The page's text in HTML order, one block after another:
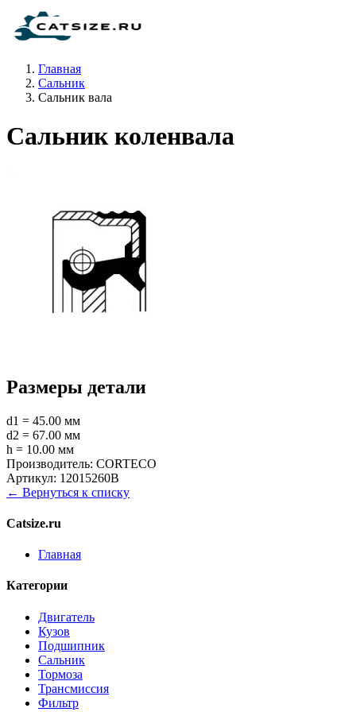
Главная
Сальник
Сальник вала
Сальник коленвала
Размеры детали
d1 = 45.00 мм
d2 = 67.00 мм
h = 10.00 мм
Производитель: CORTECO
Артикул: 12015260B
← Вернуться к списку
Catsize.ru
Главная
Категории
Двигатель
Кузов
Подшипник
Сальник
Тормоза
Трансмиссия
Фильтр